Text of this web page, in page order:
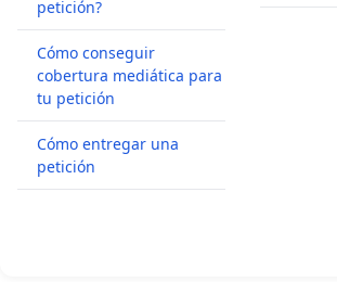
petición?
Cómo conseguir
cobertura mediática para
tu petición
Cómo entregar una
petición